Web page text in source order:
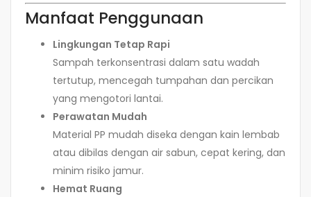
Manfaat Penggunaan
Lingkungan Tetap Rapi
Sampah terkonsentrasi dalam satu wadah
tertutup, mencegah tumpahan dan percikan
yang mengotori lantai.
Perawatan Mudah
Material PP mudah diseka dengan kain lembab
atau dibilas dengan air sabun, cepat kering, dan
minim risiko jamur.
Hemat Ruang